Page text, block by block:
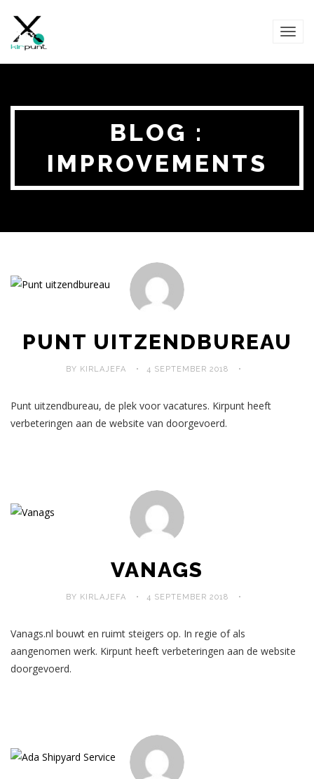
BLOG :
IMPROVEMENTS
PUNT UITZENDBUREAU
BY KIRLAJEFA 4 SEPTEMBER 2018
Punt uitzendbureau, de plek voor vacatures. Kirpunt heeft
verbeteringen aan de website van doorgevoerd.
VANAGS
BY KIRLAJEFA 4 SEPTEMBER 2018
Vanags.nl bouwt en ruimt steigers op. In regie of als
aangenomen werk. Kirpunt heeft verbeteringen aan de website
doorgevoerd.